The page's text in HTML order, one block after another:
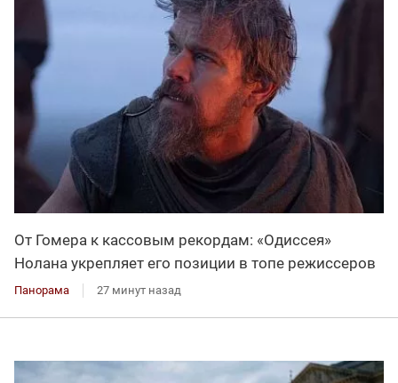
От Гомера к кассовым рекордам: «Одиссея»
Нолана укрепляет его позиции в топе режиссеров
Панорама 27 минут назад